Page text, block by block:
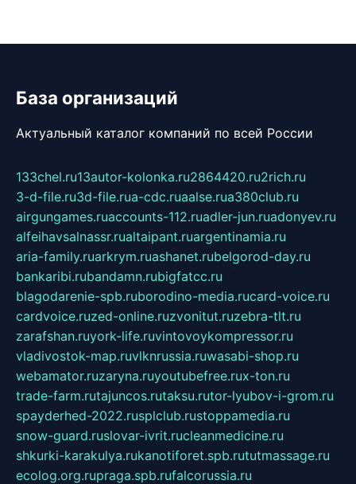
База организаций
Актуальный каталог компаний по всей России
133chel.ru13autor-kolonka.ru2864420.ru2rich.ru
3-d-file.ru3d-file.rua-cdc.ruaalse.rua380club.ru
airgungames.ruaccounts-112.ruadler-jun.ruadonyev.ru
alfeihavsalnassr.rualtaipant.ruargentinamia.ru
aria-family.ruarkrym.ruashanet.rubelgorod-day.ru
bankaribi.rubandamn.rubigfatcc.ru
blagodarenie-spb.ruborodino-media.rucard-voice.ru
cardvoice.ruzed-online.ruzvonitut.ruzebra-tlt.ru
zarafshan.ruyork-life.ruvintovoykompressor.ru
vladivostok-map.ruvlknrussia.ruwasabi-shop.ru
webamator.ruzaryna.ruyoutubefree.rux-ton.ru
trade-farm.rutajuncos.rutaksu.rutor-lyubov-i-grom.ru
spayderhed-2022.rusplclub.rustoppamedia.ru
snow-guard.ruslovar-ivrit.rucleanmedicine.ru
shkurki-karakulya.rukanotiforet.spb.rututmassage.ru
ecolog.org.rupraga.spb.rufalcorussia.ru